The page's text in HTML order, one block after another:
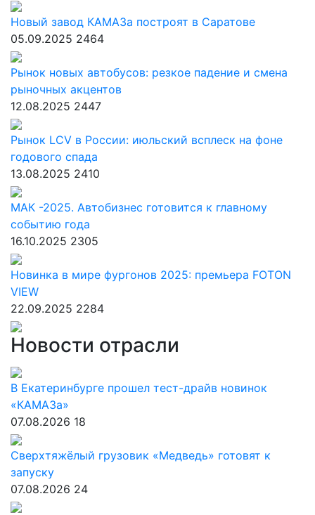
Новый завод КАМАЗа построят в Саратове
05.09.2025 2464
Рынок новых автобусов: резкое падение и смена
рыночных акцентов
12.08.2025 2447
Рынок LCV в России: июльский всплеск на фоне
годового спада
13.08.2025 2410
МАК -2025. Автобизнес готовится к главному
событию года
16.10.2025 2305
Новинка в мире фургонов 2025: премьера FOTON
VIEW
22.09.2025 2284
Новости отрасли
В Екатеринбурге прошел тест-драйв новинок
«КАМАЗа»
07.08.2026 18
Сверхтяжёлый грузовик «Медведь» готовят к
запуску
07.08.2026 24